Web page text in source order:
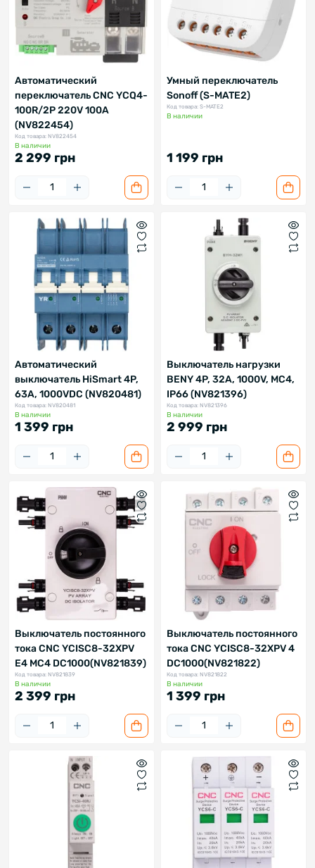
Автоматический
переключатель CNC YCQ4-
100R/2P 220V 100A
(NV822454)
Код товара: NV822454
В наличии
2 299 грн
Умный переключатель
Sonoff (S-MATE2)
Код товара: S-MATE2
В наличии
1 199 грн
Автоматический
выключатель HiSmart 4P,
63A, 1000VDC (NV820481)
Код товара: NV820481
В наличии
1 399 грн
Выключатель нагрузки
BENY 4P, 32A, 1000V, MC4,
IP66 (NV821396)
Код товара: NV821396
В наличии
2 999 грн
Выключатель постоянного
тока CNC YCISC8-32XPV
E4 MC4 DC1000(NV821839)
Код товара: NV821839
В наличии
2 399 грн
Выключатель постоянного
тока CNC YCISC8-32XPV 4
DC1000(NV821822)
Код товара: NV821822
В наличии
1 399 грн